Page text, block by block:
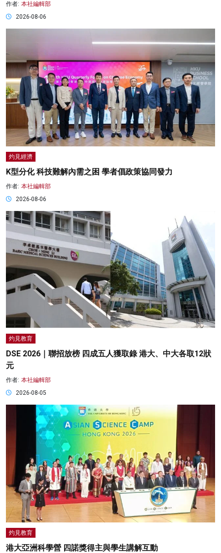
作者: 本社編輯部
2026-08-06
灼見經濟
K型分化 科技難解內需之困 學者倡政策協同發力
作者: 本社編輯部
2026-08-06
灼見教育
DSE 2026｜聯招放榜 四成五人獲取錄 港大、中大各取12狀
元
作者: 本社編輯部
2026-08-05
灼見教育
港大亞洲科學營 四諾獎得主與學生講解互動